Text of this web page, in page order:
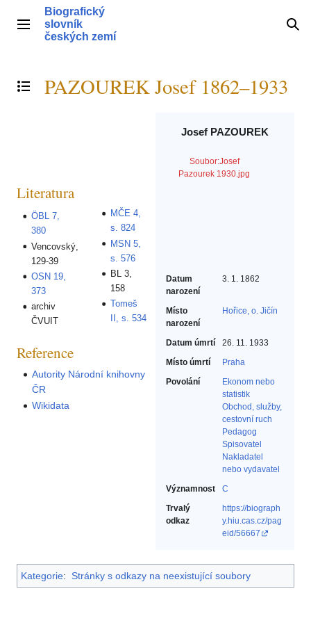
obsahHlavní menu
Biografický
slovník
českých zemí
Přepnout obsah
PAZOUREK Josef 1862–1933
Josef PAZOUREK
Soubor:Josef
Pazourek 1930.jpg
Datum
narození
3. 1. 1862
Místo
narození
Hořice, o. Jičín
Datum úmrtí
26. 11. 1933
Místo úmrtí
Praha
Povolání
Ekonom nebo
statistik‎
Obchod, služby,
cestovní ruch‎
Pedagog‎
Spisovatel‎
Nakladatel
nebo vydavatel‎
Významnost
C
Trvalý
odkaz
https://biograph
y.hiu.cas.cz/pag
eid/56667
Literatura
ÖBL 7,
380
Vencovský,
129-39
OSN 19,
373
archiv
ČVUIT
MČE 4,
s. 824
MSN 5,
s. 576
BL 3,
158
Tomeš
II, s. 534
Reference
Autority Národní knihovny
ČR
Wikidata
Kategorie: Stránky s odkazy na neexistující soubory